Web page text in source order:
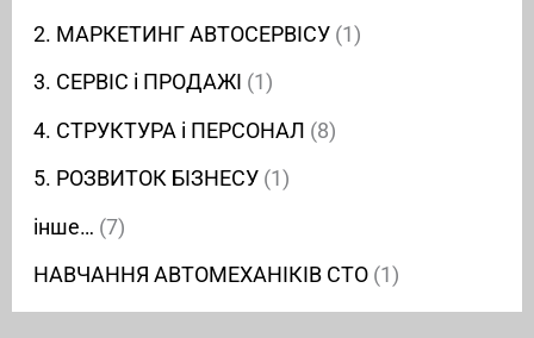
2. МАРКЕТИНГ АВТОСЕРВІСУ(1)
3. СЕРВІС і ПРОДАЖІ (1)
4. СТРУКТУРА і ПЕРСОНАЛ (8)
5. РОЗВИТОК БІЗНЕСУ(1)
інше… (7)
НАВЧАННЯ АВТОМЕХАНІКІВ СТО(1)